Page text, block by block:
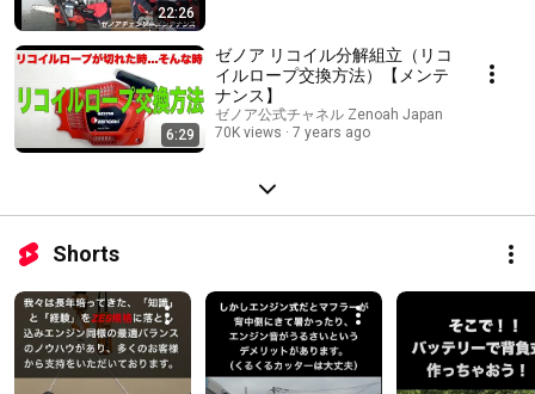
22:26
6:29
ゼノア リコイル分解組立（リコ
イルロープ交換方法）【メンテ
ナンス】
ゼノア公式チャネル Zenoah Japan
70K views
7 years ago
Shorts